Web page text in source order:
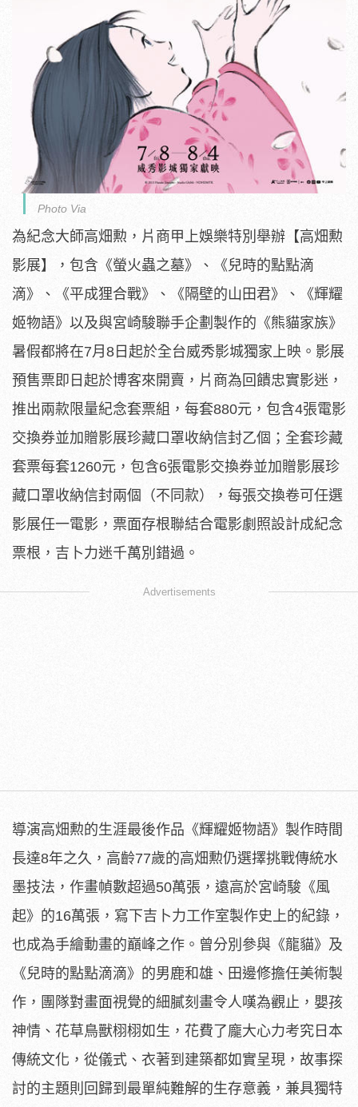
Photo Via
為紀念大師高畑勲，片商甲上娛樂特別舉辦【高畑勲
影展】，包含《螢火蟲之墓》、《兒時的點點滴
滴》、《平成狸合戰》、《 隔壁的山田君》、《輝耀
姬物語》以及與宮崎駿聯手企劃製作的《熊貓家族》
暑假都將在7月8日起於全台威秀影城獨家上映。 影展
預售票即日起於博客來開賣，片商為回饋忠實影迷，
推出兩款限量紀念套票組，每套880元，包含4張電影
交換券並加贈影展珍藏口罩收納信封乙個；全套珍藏
套票每套1260元，包含6張電影交換券並加贈影展珍
藏口罩收納信封兩個（不同款）， 每張交換卷可任選
影展任一電影， 票面存根聯結合電影劇照設計成紀念
票根，吉卜力迷千萬別錯過。
Advertisements
導演高畑勲的生涯最後作品《輝耀姬物語》製作時間
長達8年之久， 高齡77歲的高畑勲仍選擇挑戰傳統水
墨技法，作畫幀數超過50萬張，遠高於宮崎駿《風
起》的16萬張， 寫下吉卜力工作室製作史上的紀錄，
也成為手繪動畫的巔峰之作。 曾分別參與《龍貓》及
《兒時的點點滴滴》的男鹿和雄、 田邊修擔任美術製
作，團隊對畫面視覺的細膩刻畫令人嘆為觀止， 嬰孩
神情、花草鳥獸栩栩如生，花費了龐大心力考究日本
傳統文化， 從儀式、衣著到建築都如實呈現， 故事探
討的主題則回歸到最單純難解的生存意義， 兼具獨特